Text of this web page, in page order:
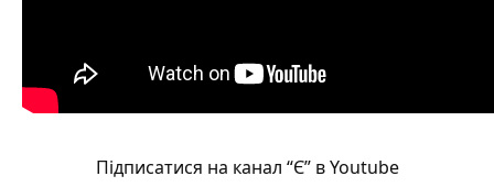
Підписатися на канал “Є” в Youtube